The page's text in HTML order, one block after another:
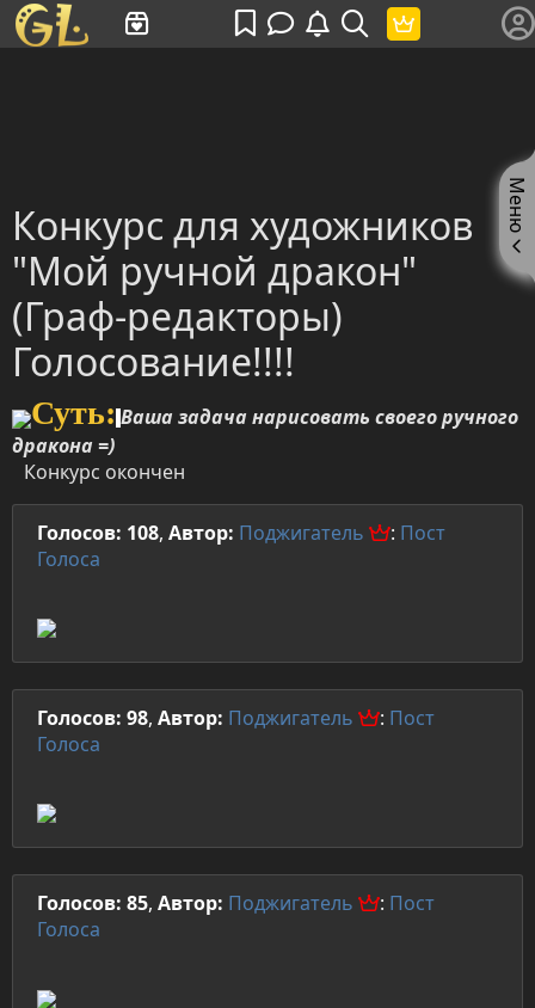
Конкурс для художников
"Мой ручной дракон"
(Граф-редакторы)
Голосование!!!!
Суть: Ваша задача нарисовать своего ручного
дракона =)
Конкурс окончен
Голосов: 108, Автор: Поджигатель : Пост
Голоса
Голосов: 98, Автор: Поджигатель : Пост
Голоса
Голосов: 85, Автор: Поджигатель : Пост
Голоса
Меню